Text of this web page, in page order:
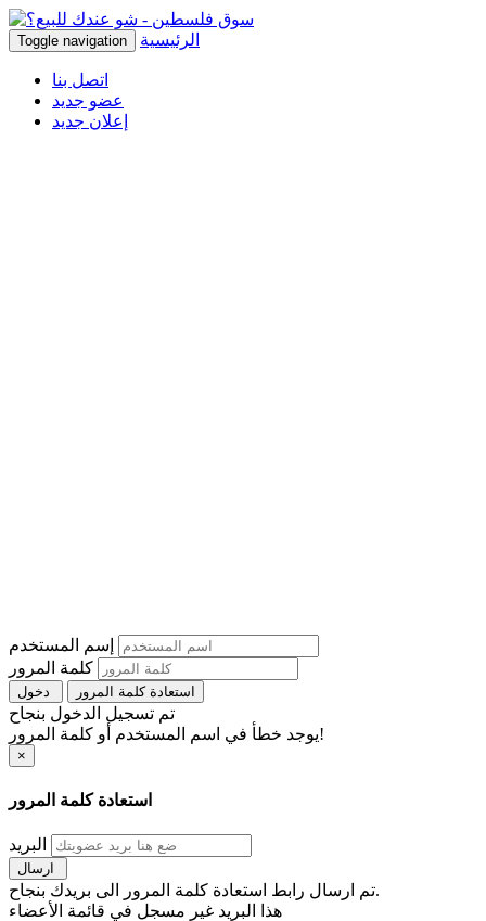
Toggle navigation الرئيسية
اتصل بنا
عضو جديد
إعلان جديد
إسم المستخدم
كلمة المرور
استعادة كلمة المرور
تم تسجيل الدخول بنجاح
يوجد خطأ في اسم المستخدم أو كلمة المرور!
×
استعادة كلمة المرور
البريد
تم ارسال رابط استعادة كلمة المرور الى بريدك بنجاح.
هذا البريد غير مسجل في قائمة الأعضاء